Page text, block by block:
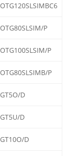
OTG120SLSIMBC6
OTG80SLSIM/P
OTG100SLSIM/P
OTG80SLSIMB/P
GT5O/D
GT5U/D
GT10O/D